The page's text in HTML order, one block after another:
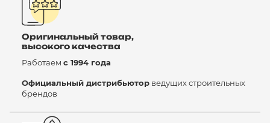
Оригинальный товар,
высокого качества
Работаем с 1994 года
Официальный дистрибьютор ведущих строительных
брендов